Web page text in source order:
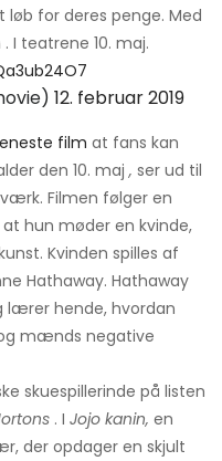
for deres penge. Med
. I teatrene 10. maj.
12. februar 2019
film at fans kan
den 10. maj , ser ud til
Filmen følger en
hun møder en kvinde,
Kvinden spilles af
Hathaway. Hathaway
lærer hende, hvordan
mænds negative
skuespillerinde på listen
. I Jojo kanin, en
der opdager en skjult